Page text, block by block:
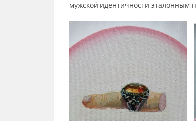
мужской идентичности эталонным